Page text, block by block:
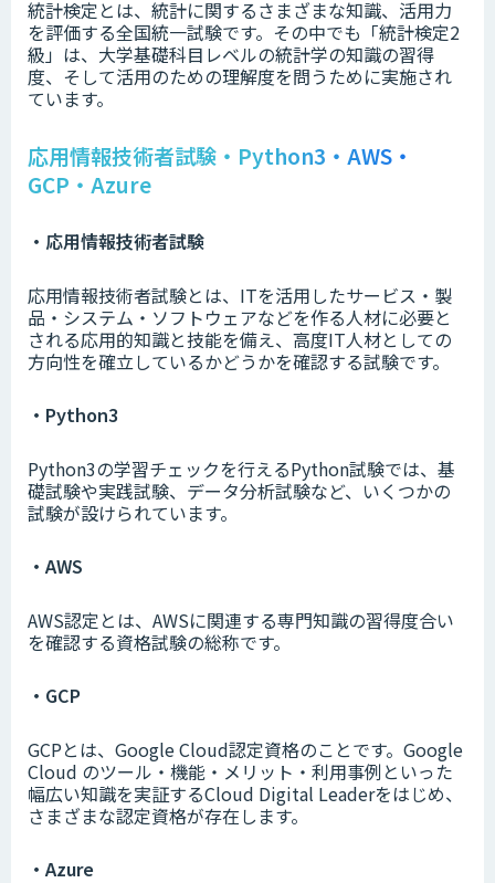
統計検定とは、統計に関するさまざまな知識、活用力
を評価する全国統一試験です。その中でも「統計検定2
級」は、大学基礎科目レベルの統計学の知識の習得
度、そして活用のための理解度を問うために実施され
ています。
応用情報技術者試験・Python3・AWS・
GCP・Azure
・応用情報技術者試験
応用情報技術者試験とは、ITを活用したサービス・製
品・システム・ソフトウェアなどを作る人材に必要と
される応用的知識と技能を備え、高度IT人材としての
方向性を確立しているかどうかを確認する試験です。
・Python3
Python3の学習チェックを行えるPython試験では、基
礎試験や実践試験、データ分析試験など、いくつかの
試験が設けられています。
・AWS
AWS認定とは、AWSに関連する専門知識の習得度合い
を確認する資格試験の総称です。
・GCP
GCPとは、Google Cloud認定資格のことです。Google
Cloud のツール・機能・メリット・利用事例といった
幅広い知識を実証するCloud Digital Leaderをはじめ、
さまざまな認定資格が存在します。
・Azure